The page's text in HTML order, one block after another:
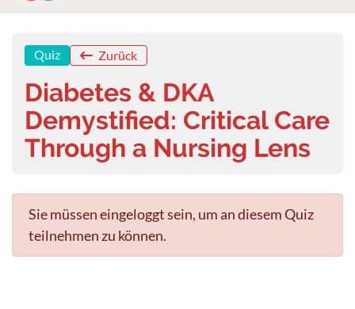
Quiz Zurück
Diabetes & DKA
Demystified: Critical Care
Through a Nursing Lens
Sie müssen eingeloggt sein, um an diesem Quiz
teilnehmen zu können.